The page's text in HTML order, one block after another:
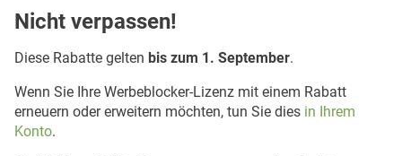
Nicht verpassen!
Diese Rabatte gelten bis zum 1. September.
Wenn Sie Ihre Werbeblocker-Lizenz mit einem Rabatt
erneuern oder erweitern möchten, tun Sie dies in Ihrem
Konto.